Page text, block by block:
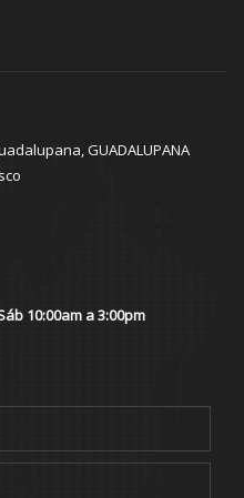
GUADALUPANA
10:00am a 3:00pm